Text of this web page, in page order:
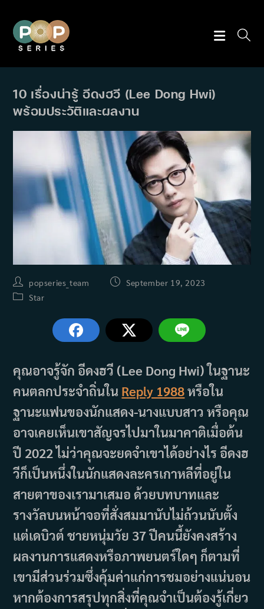
content
10 เรื่องน่ารู้ อีดงฮวี (Lee Dong Hwi)
พร้อมประวัติและผลงาน
Post
author:
popseries_team
PostSeptember 19, 2023
PostStar
คุณอาจรู้จัก อีดงฮวี (Lee Dong Hwi) ในฐานะ
คนตลกประจำถิ่นใน Reply 1988หรือใน
ฐานะแฟนของนักแสดง-นางแบบสาว หรือคุณ
อาจเคยเห็นเขาสัญจรไปมาในมาคาติเมื่อต้น
ปี 2022 ไม่ว่าคุณจะยดจำเขาได้อย่างไร อีดงฮ
วีก็เป็นหนึ่งในนักแสดงละครเกาหลีที่อยู่ใน
สายตาของเรามาเสมอ ด้วยบทบาทและ
รางวัลบนหน้าจอที่สั่งสมมานับไม่ถ้วนนับตั้ง
แต่เดบิวต์ ชายหนุ่มวัย 37 ปีคนนี้ยังคงสร้าง
ผลงานการแสดงหรือภาพยนตร์ใดๆ ก็ตามที่
เขามีส่วนร่วมซึ่งคุ้มค่าแก่การชมอย่างแน่นอน
หากต้องการสรุปทุกสิ่งที่คุณจำเป็นต้องรู้เกี่ยว